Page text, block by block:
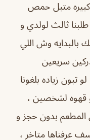
كبيره متبل حمص
ثالث لولدي و
بالبدايه وش اللي
سريعين
تبون زياده بلغونا
و قهوه لشخصين ،
المطعم بدون حجز و
عرفناها متاخر ،